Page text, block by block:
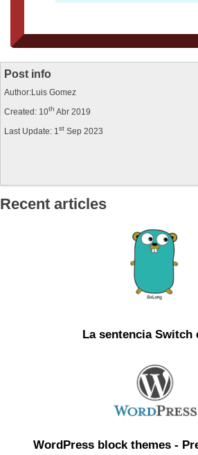
Post info
Author:Luis Gomez
Created: 10th Abr 2019
Last Update: 1 st Sep 2023
Recent articles
La sentencia Switch
WordPress block themes -